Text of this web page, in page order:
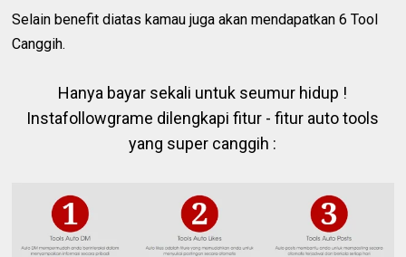
Selain benefit diatas kamau juga akan mendapatkan 6 Tool
Canggih.
Hanya bayar sekali untuk seumur hidup !
Instafollowgrame dilengkapi fitur - fitur auto tools
yang super canggih :